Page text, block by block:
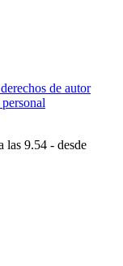
de autor
9.54 - desde